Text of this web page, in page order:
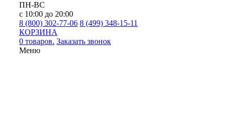
ПН-ВС
с 10:00 до 20:00
8 (800) 302-77-06 8 (499) 348-15-11
КОРЗИНА
0 товаров. Заказать звонок
Меню